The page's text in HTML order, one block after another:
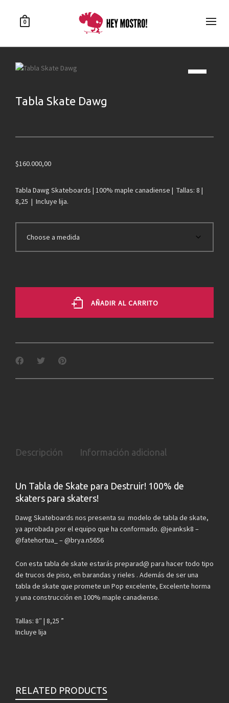
0
Tabla Skate Dawg
$160.000,00
Tabla Dawg Skateboards | 100% maple canadiense | Tallas: 8 |
8,25 | Incluye lija.
AÑADIR AL CARRITO
Descripción Información adicional
Un Tabla de Skate para Destruir! 100% de
skaters para skaters!
Dawg Skateboards nos presenta su modelo de tabla de skate,
ya aprobada por el equipo que ha conformado. @jeanksk8 –
@fatehortua_ – @brya.n5656
Con esta tabla de skate estarás preparad@ para hacer todo tipo
de trucos de piso, en barandas y rieles . Además de ser una
tabla de skate que promete un Pop excelente, Excelente horma
y una construcción en 100% maple canadiense.
Tallas: 8″ | 8,25 ”
Incluye lija
RELATED PRODUCTS